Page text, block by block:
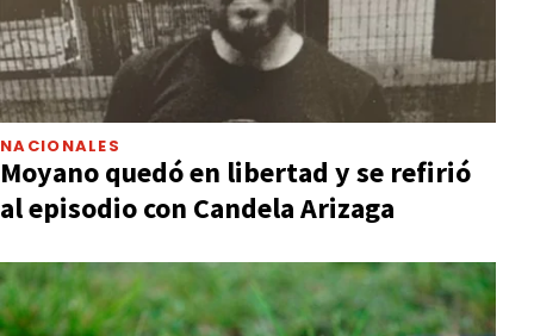
NACIONALES
Moyano quedó en libertad y se refirió
al episodio con Candela Arizaga